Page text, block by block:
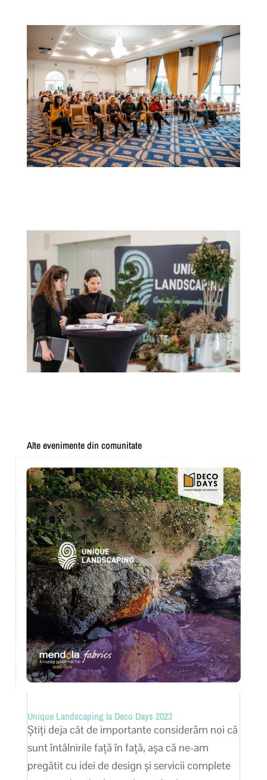
Alte evenimente din comunitate
Unique Landscaping la Deco Days 2023
Știți deja cât de importante considerăm noi că
sunt întâlnirile față în față, așa că ne-am
pregătit cu idei de design și servicii complete